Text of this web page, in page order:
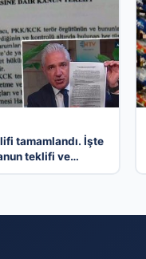
tamamlandı. İşte
teklifi ve